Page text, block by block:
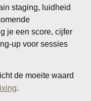
staging, luidheid
je een score, cijfer
up voor sessies
de moeite waard
.